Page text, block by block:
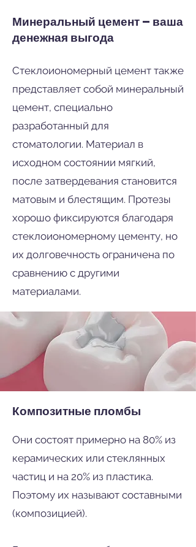
Минеральный цемент – ваша
денежная выгода
Стеклоиономерный цемент также
представляет собой минеральный
цемент, специально
разработанный для
стоматологии. Материал в
исходном состоянии мягкий,
после затвердевания становится
матовым и блестящим. Протезы
хорошо фиксируются благодаря
стеклоиономерному цементу, но
их долговечность ограничена по
сравнению с другими
материалами.
Композитные пломбы
Они состоят примерно на 80% из
керамических или стеклянных
частиц и на 20% из пластика.
Поэтому их называют составными
(композицией).